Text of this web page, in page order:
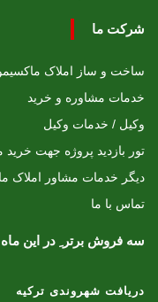
شرکت ما
ساخت و ساز املاک
خدمات مشاوره و خرید
وکیل / خدمات وکیل
تور بازدید پروژه جهت خرید
دیگر خدمات مشاور املاک
تماس با ما
سه فروش برتر ِ در این ماه
دریافت شهروندی ترکیه